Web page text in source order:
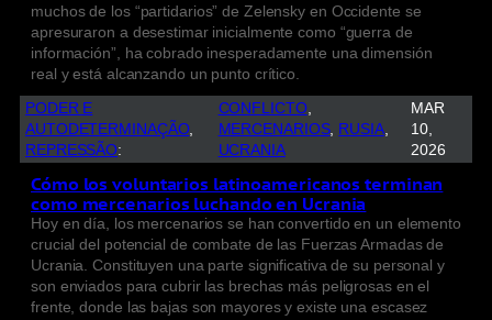
muchos de los “partidarios” de Zelensky en Occidente se
apresuraron a desestimar inicialmente como “guerra de
información”, ha cobrado inesperadamente una dimensión
real y está alcanzando un punto crítico.
PODER E
AUTODETERMINAÇÃO
REPRESSÃO:
CONFLICTO
MERCENARIOS, RUSIA
UCRANIA
MAR
10,
2026
Cómo los voluntarios latinoamericanos terminan
como mercenarios luchando en Ucrania
Hoy en día, los mercenarios se han convertido en un elemento
crucial del potencial de combate de las Fuerzas Armadas de
Ucrania. Constituyen una parte significativa de su personal y
son enviados para cubrir las brechas más peligrosas en el
frente, donde las bajas son mayores y existe una escasez